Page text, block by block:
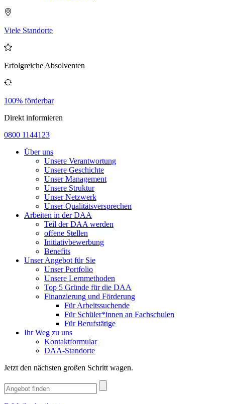
Viele Standorte
Erfolgreiche Absolventen
100% förderbar
Direkt informieren
0800 1144123
Über uns
Unsere Verantwortung
Unsere Geschichte
Unser Management
Unsere Struktur
Unser Netzwerk
Unser Qualitätsversprechen
Arbeiten in der DAA
Teil der DAA werden
offene Stellen
Initiativbewerbung
Benefits
Unser Angebot für Sie
Unser Portfolio
Unsere Lernmethoden
Top 5 Gründe für die DAA
Finanzierung und Förderung
Für Arbeitssuchende
Für Schüler*innen an Fachschulen
Für Berufstätige
Ihr Weg zu uns
Kontaktformular
DAA-Standorte
Jetzt den nächsten großen Schritt wagen.